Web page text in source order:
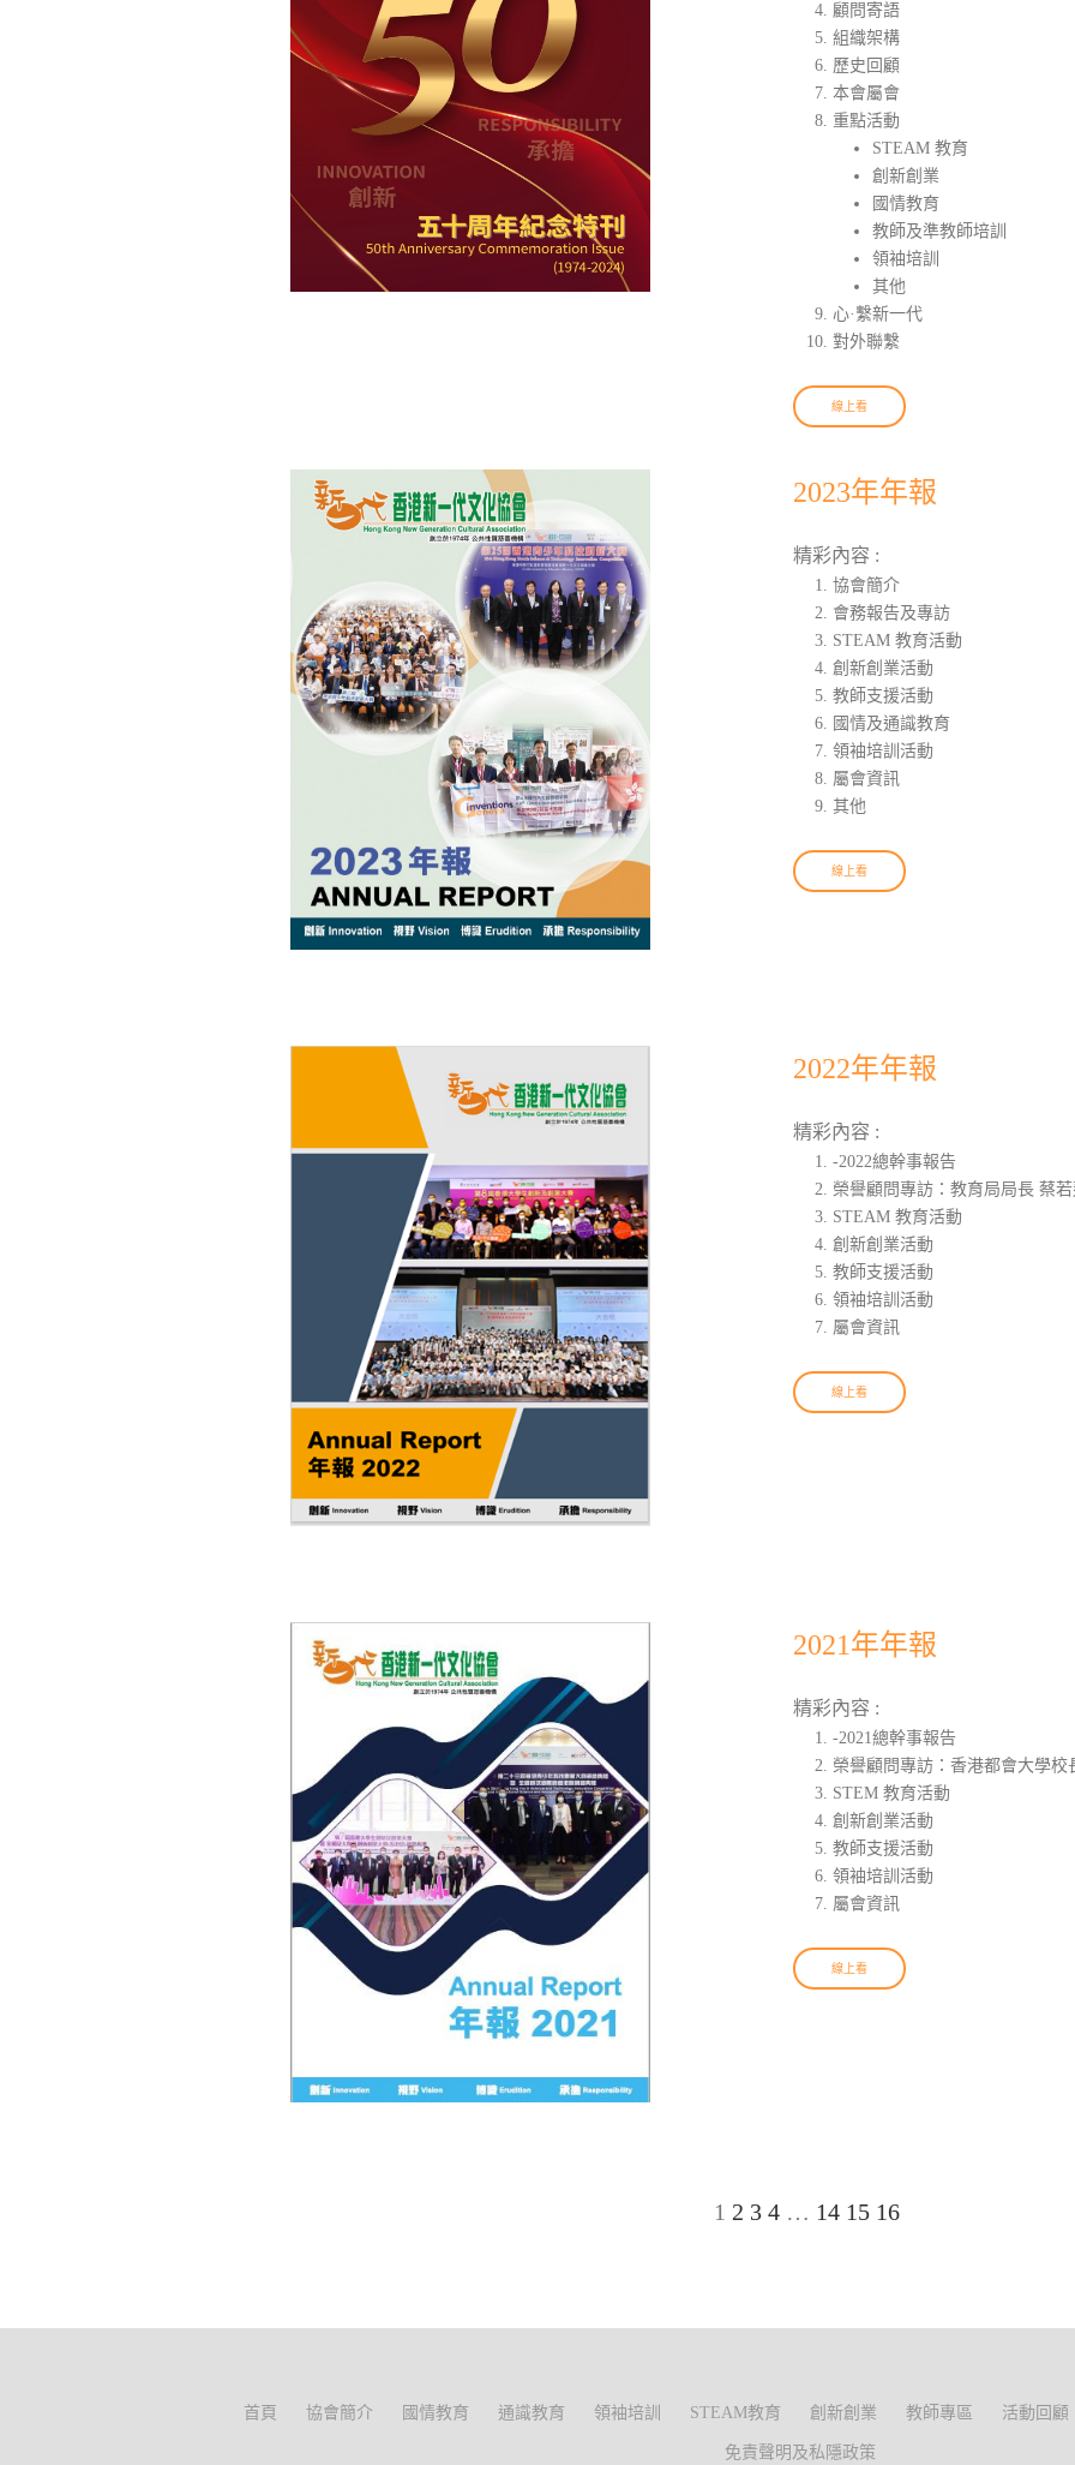
顧問寄語
組織架構
歷史回顧
本會屬會
重點活動
STEAM 教育
創新創業
國情教育
教師及準教師培訓
領袖培訓
其他
心·繫新一代
對外聯繫
線上看
2023年年報
精彩內容 :
協會簡介
會務報告及專訪
STEAM 教育活動
創新創業活動
教師支援活動
國情及通識教育
領袖培訓活動
屬會資訊
其他
線上看
2022年年報
精彩內容 :
-2022總幹事報告
榮譽顧問專訪：教育局局長 蔡若
STEAM 教育活動
創新創業活動
教師支援活動
領袖培訓活動
屬會資訊
線上看
2021年年報
精彩內容 :
-2021總幹事報告
榮譽顧問專訪：香港都會大學
STEM 教育活動
創新創業活動
教師支援活動
領袖培訓活動
屬會資訊
線上看
1 2 3 4 … 14 15 16
首頁 協會簡介 國情教育 通識教育 領袖培訓 STEAM教育 創新創業 教師專區 活動回顧
免責聲明及私隱政策